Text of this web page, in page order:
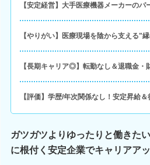
【安定経営】大手医療機器メーカーのパ
【やりがい】医療現場を陰から支える"
【長期キャリア◎】転勤なし＆退職金・
【評価】学歴/年次関係なし！安定昇給
ガツガツよりゆったりと働きた
に根付く安定企業でキャリアア